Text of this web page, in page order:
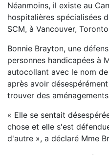
Néanmoins, il existe au
hospitalières spécialisées
SCM, à Vancouver,
Bonnie Brayton, une
personnes handicapées à
autocollant avec le nom
après avoir
trouver des
« Elle se sentait
chose et elle s'est
d'autre », a déclaré Mme